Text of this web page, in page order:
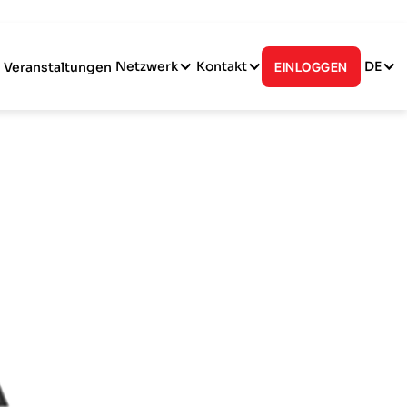
Veranstaltungen Netzwerk Kontakt EINLOGGEN DE